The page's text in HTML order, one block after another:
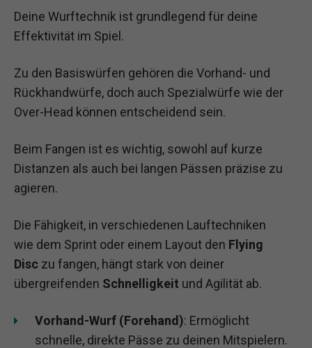
Deine Wurftechnik ist grundlegend für deine
Effektivität im Spiel.
Zu den Basiswürfen gehören die Vorhand- und
Rückhandwürfe, doch auch Spezialwürfe wie der
Over-Head können entscheidend sein.
Beim Fangen ist es wichtig, sowohl auf kurze
Distanzen als auch bei langen Pässen präzise zu
agieren.
Die Fähigkeit, in verschiedenen Lauftechniken
wie dem Sprint oder einem Layout den Flying
Disc zu fangen, hängt stark von deiner
übergreifenden Schnelligkeit und Agilität ab.
Vorhand-Wurf (Forehand): Ermöglicht
schnelle, direkte Pässe zu deinen Mitspielern.